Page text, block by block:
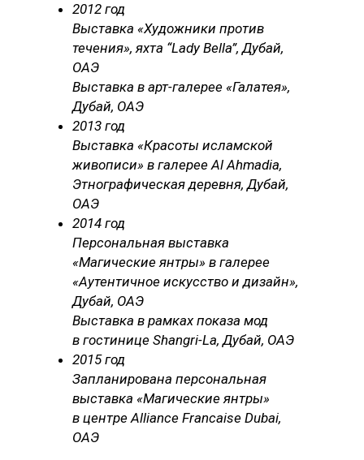
2012 год
Выставка «Художники против
течения», яхта “Lady Bella”, Дубай,
ОАЭ
Выставка в арт-галерее «Галатея»,
Дубай, ОАЭ
2013 год
Выставка «Красоты исламской
живописи» в галерее Al Ahmadia,
Этнографическая деревня, Дубай,
ОАЭ
2014 год
Персональная выставка
«Магические янтры» в галерее
«Аутентичное искусство и дизайн»,
Дубай, ОАЭ
Выставка в рамках показа мод
в гостинице Shangri-La, Дубай, ОАЭ
2015 год
Запланирована персональная
выставка «Магические янтры»
в центре Alliance Francaise Dubai,
ОАЭ